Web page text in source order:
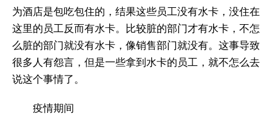
为酒店是包吃包住的，结果这些员工没有水卡，没住在
这里的员工反而有水卡。比较脏的部门才有水卡，不怎
么脏的部门就没有水卡，像销售部门就没有。这事导致
很多人有怨言，但是一些拿到水卡的员工，就不怎么去
说这个事情了。
疫情期间